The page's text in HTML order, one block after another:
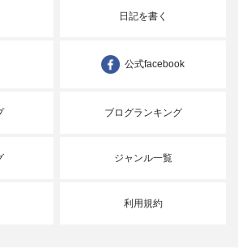
日記を書く
公式facebook
ブログランキング
ジャンル一覧
利用規約